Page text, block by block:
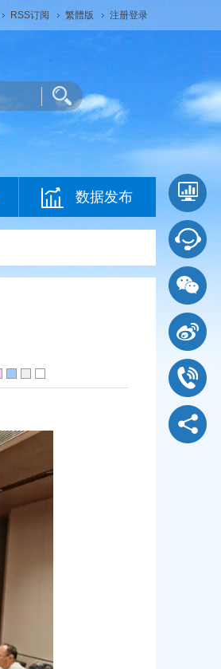
RSS订阅 繁體版 注册登录
数据发布